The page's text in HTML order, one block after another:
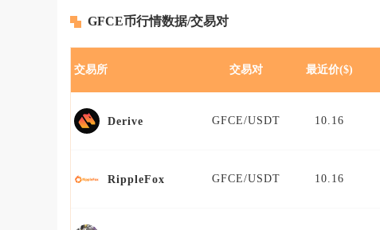
GFCE币行情数据/交易对
交易所 交易对 最近价($)
Derive GFCE/USDT 10.16
RippleFox GFCE/USDT 10.16